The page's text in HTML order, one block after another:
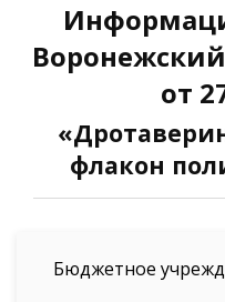
от
флакон
Бюджетное